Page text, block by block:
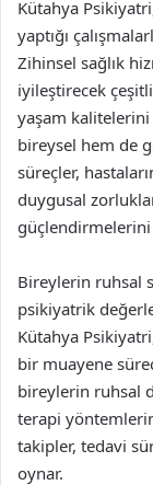
Kütahya
yaptığı
Zihinsel sağlık
iyileştirecek
yaşam kalitelerini
bireysel hem de
süreçler,
duygusal
güçlendirmelerini
Bireylerin ruhsal
psikiyatrik
Kütahya
bir muayene
bireylerin ruhsal
terapi
takipler, tedavi
oynar.